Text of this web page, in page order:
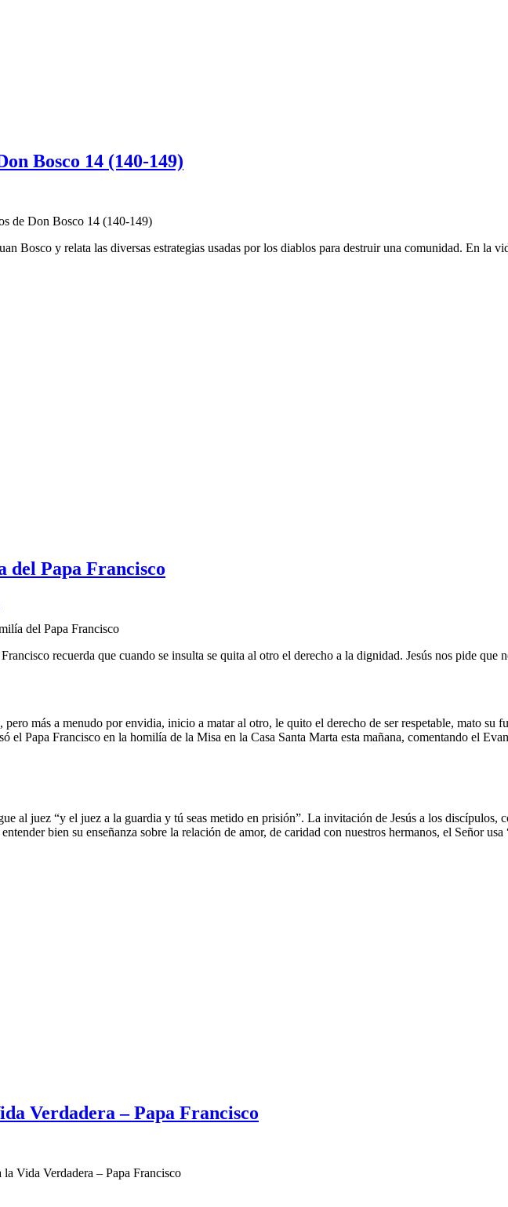
Bosco 14 (140-149)
de Don Bosco 14 (140-149)
Bosco y relata las diversas estrategias usadas por los diablos para destruir una comunidad. En la
del Papa Francisco
del Papa Francisco
recuerda que cuando se insulta se quita al otro el derecho a la dignidad. Jesús nos pide que
más a menudo por envidia, inicio a matar al otro, le quito el derecho de ser respetable, mato su
el Papa Francisco en la homilía de la Misa en la Casa Santa Marta esta mañana, comentando el
al juez “y el juez a la guardia y tú seas metido en prisión”. La invitación de Jesús a los discípulos,
bien su enseñanza sobre la relación de amor, de caridad con nuestros hermanos, el Señor
Verdadera – Papa Francisco
Vida Verdadera – Papa Francisco